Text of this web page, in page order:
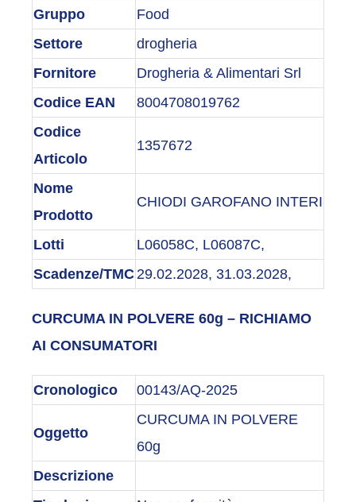
Gruppo
Food
Settore
drogheria
Fornitore
Drogheria & Alimentari Srl
Codice EAN
8004708019762
Codice
Articolo
1357672
Nome
Prodotto
CHIODI GAROFANO INTERI
Lotti
L06058C, L06087C,
Scadenze/TMC 29.02.2028, 31.03.2028,
CURCUMA IN POLVERE 60g – RICHIAMO
AI CONSUMATORI
Cronologico 00143/AQ-2025
Oggetto
CURCUMA IN POLVERE
60g
Descrizione